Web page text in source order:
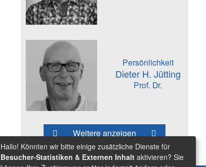
Persönlichkeit
Dieter H. Jütting
Prof. Dr.
Weitere anzeigen
Hallo! Könnten wir bitte einige zusätzliche Dienste für
Besucher-Statistiken & Externen Inhalt aktivieren? Sie